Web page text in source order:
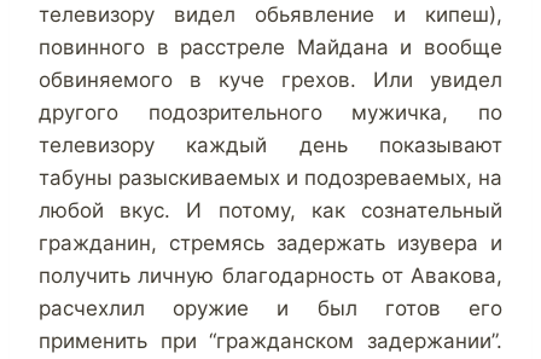
телевизору видел обьявление и кипеш),
повинного в расстреле Майдана и вообще
обвиняемого в куче грехов. Или увидел
другого подозрительного мужичка, по
телевизору каждый день показывают
табуны разыскиваемых и подозреваемых, на
любой вкус. И потому, как сознательный
гражданин, стремясь задержать изувера и
получить личную благодарность от Авакова,
расчехлил оружие и был готов его
применить при “гражданском задержании”.